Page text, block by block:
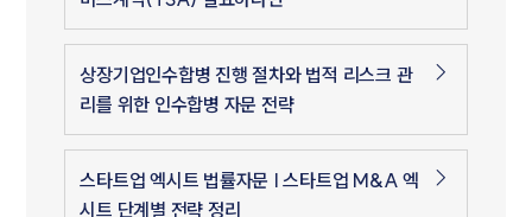
상장기업인수합병 진행 절차와 법적 리스크 관
리를 위한 인수합병 자문 전략
스타트업 엑시트 법률자문 | 스타트업 M&A 엑
시트 단계별 전략 정리